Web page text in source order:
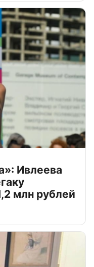
Ивлеева
млн рублей